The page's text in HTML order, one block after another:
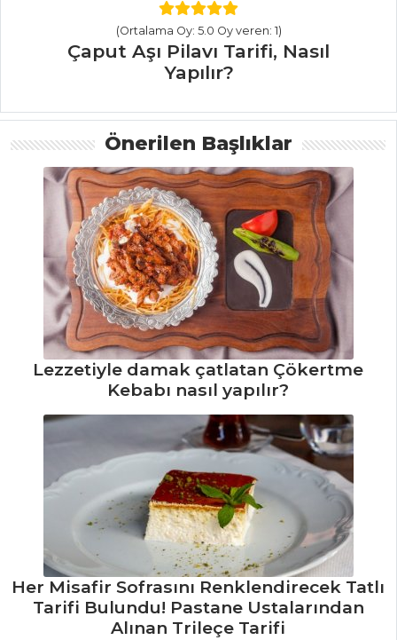
SALATALAR
Maskolin Salata
Tarifi, Nasıl Yapılır?
Salatası Tarifi, Nasıl
Yapılır?
Hindiba
Çanağında
Salatalıklı Bulgur
Salatası
Salatalar Tüm
Tarifleri
ET YEMEKLERI
Karidesli
Tonnarelli Tarifi,
Nasıl Yapılır?
Roka Salatalı Dil
Balığı Kızartması
Tarifi, Nasıl Yapılır?
Fıstıklı Kuzu Sırtı
Sarma Tarifi, Nasıl
(Ortalama Oy: 5.0 Oy veren: 1)
Çaput Aşı Pilavı Tarifi, Nasıl
Yapılır?
Önerilen Başlıklar
Lezzetiyle damak çatlatan Çökertme
Kebabı nasıl yapılır?
Her Misafir Sofrasını Renklendirecek Tatlı
Tarifi Bulundu! Pastane Ustalarından
Alınan Trileçe Tarifi